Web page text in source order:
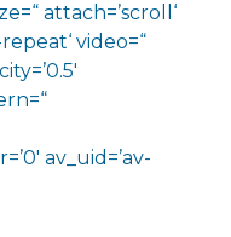
attach=’scroll‘
video=“
av_uid=’av-